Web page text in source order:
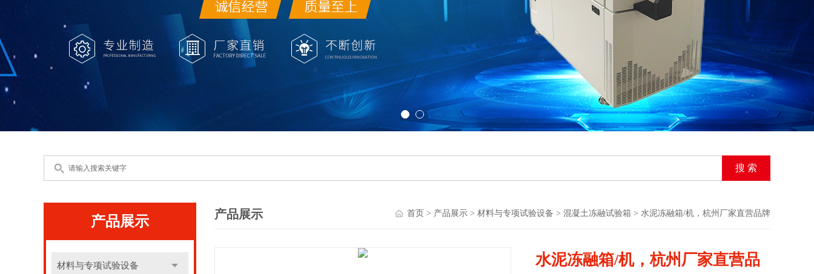
产品展示
材料与专项试验设备
产品展示 首页 > 产品展示 > 材料与专项试验设备 > 混凝土冻融试验箱 > 水泥冻融箱/机，杭州厂家直营品牌
水泥冻融箱/机，杭州厂家直营品